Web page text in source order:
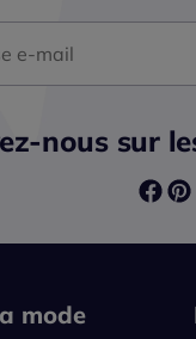
nous sur
mode